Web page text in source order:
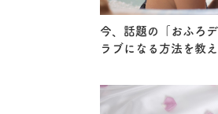
今、話題の「おふろ
ラブになる方法を教